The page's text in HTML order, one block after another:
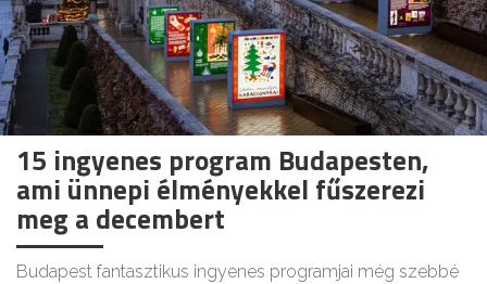
15 ingyenes program Budapesten,
ami ünnepi élményekkel fűszerezi
meg a decembert
Budapest fantasztikus ingyenes programjai még szebbé